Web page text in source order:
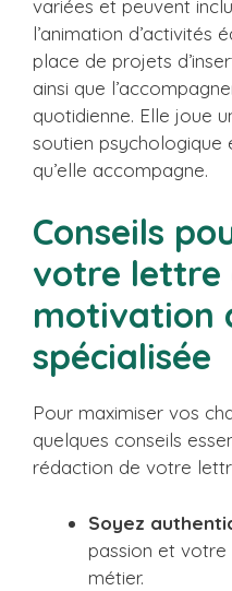
variées et peuvent
l’animation d’activités
place de projets
ainsi que
quotidienne. Elle joue
soutien psychologique
qu’elle accompagne.
Conseils
votre lettre
motivation
spécialisée
Pour maximiser vos
quelques conseils
rédaction de votre
Soyez
passion et
métier.